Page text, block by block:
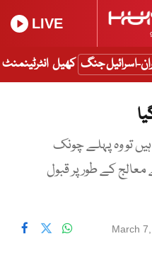
LIVE
اسرائیل جنگ کھیل انٹرٹینمنٹ
تو وہ پہلے چونک
کے طور پر قبول
March